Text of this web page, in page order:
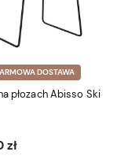
DOSTAWA
płozach Abisso Ski
zł